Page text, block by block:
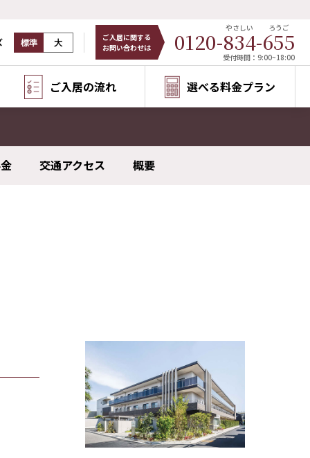
標準 大
ご入居に関する
お問い合わせは
0120-834
やさしい
-655
ろうご
受付時間：9:00~18:00
ご入居の流れ 選べる料金プラン
交通アクセス 概要